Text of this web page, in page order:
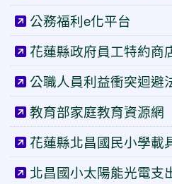
公務福利e化平台
花蓮縣政府員工特約商
公職人員利益衝突迴避
教育部家庭教育資源網
花蓮縣北昌國民小學載
北昌國小太陽能光電支